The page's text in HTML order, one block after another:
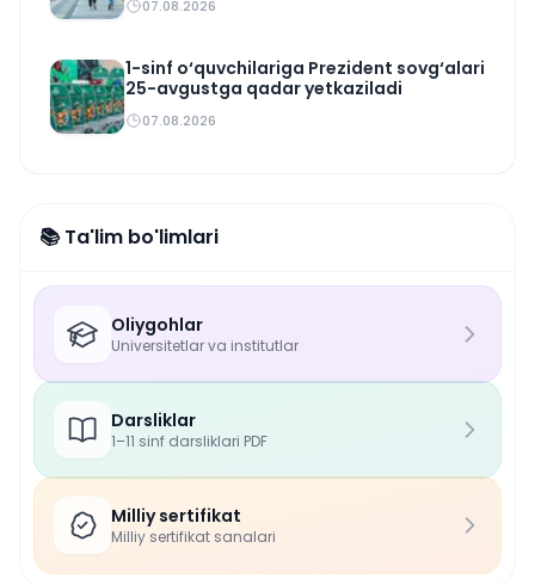
07.08.2026
1-sinf o‘quvchilariga Prezident sovg‘alari
25-avgustga qadar yetkaziladi
07.08.2026
📚 Ta'lim bo'limlari
Oliygohlar
Universitetlar va institutlar
Darsliklar
1–11 sinf darsliklari PDF
Milliy sertifikat
Milliy sertifikat sanalari